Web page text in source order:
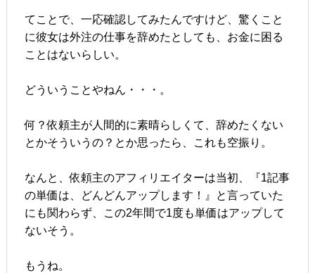
てことで、一応確認してみたんですけど、驚くこと
に彼女は外注の仕事を辞めたとしても、お金に困る
ことはないらしい。
どういうことやねん・・・。
何？依頼主が人間的に素晴らしくて、辞めたくない
とかそういうの？とか思ったら、これも空振り。
なんと、依頼主のアフィリエイターは当初、『1記事
の単価は、どんどんアップします！』と言っていた
にも関わらず、この2年間で1度も単価はアップして
ないそう。
もうね。